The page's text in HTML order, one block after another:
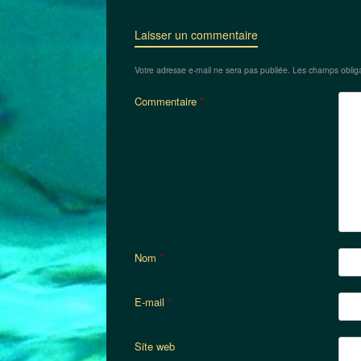
Laisser un commentaire
Votre adresse e-mail ne sera pas publiée. Les champs
Commentaire *
Nom *
E-mail *
Site web